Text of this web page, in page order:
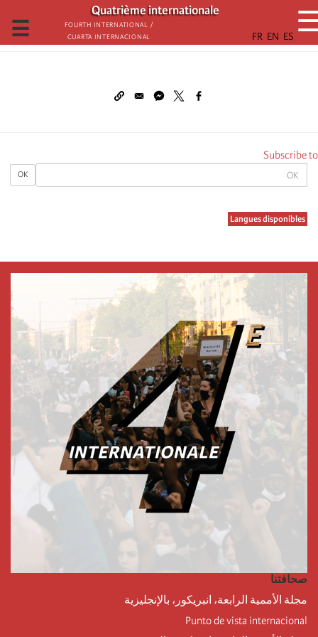
تجاوز
إلى
المحتوى
Quatrième internationale
Fourth International /
Cuarta Internacional
☰
OK
OK
Langues disponibles
Subscribe to
صحافتنا
مجلة الأممية الرابعة، انبريكور، بالإنجليزية
Punto de vista internacional